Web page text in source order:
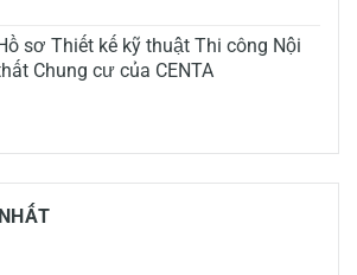
sơ Thiết kế kỹ thuật Thi công Nội
Chung cư của CENTA